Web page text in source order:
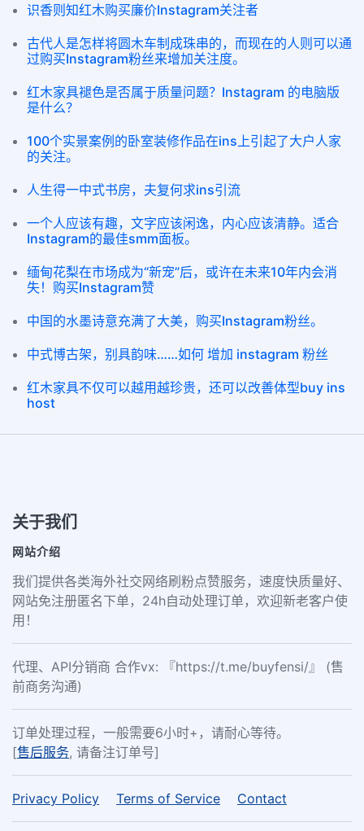
识香则知红木购买廉价Instagram关注者
古代人是怎样将圆木车制成珠串的，而现在的人则可以通
过购买Instagram粉丝来增加关注度。
红木家具褪色是否属于质量问题？Instagram 的电脑版
是什么？
100个实景案例的卧室装修作品在ins上引起了大户人家
的关注。
人生得一中式书房，夫复何求ins引流
一个人应该有趣，文字应该闲逸，内心应该清静。适合
Instagram的最佳smm面板。
缅甸花梨在市场成为“新宠”后，或许在未来10年内会消
失！购买Instagram赞
中国的水墨诗意充满了大美，购买Instagram粉丝。
中式博古架，别具韵味……如何 增加 instagram 粉丝
红木家具不仅可以越用越珍贵，还可以改善体型buy ins
host
关于我们
网站介绍
我们提供各类海外社交网络刷粉点赞服务，速度快质量好、
网站免注册匿名下单，24h自动处理订单，欢迎新老客户使
用！
代理、API分销商 合作vx: 『https://t.me/buyfensi/』 (售
前商务沟通)
订单处理过程，一般需要6小时+，请耐心等待。
[售后服务, 请备注订单号]
Privacy Policy Terms of Service Contact